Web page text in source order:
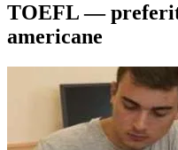
TOEFL —
americane